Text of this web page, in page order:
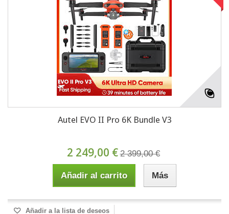
Autel EVO II Pro 6K Bundle V3
2 249,00 € 2 399,00 €
Añadir al carrito Más
Añadir a la lista de deseos